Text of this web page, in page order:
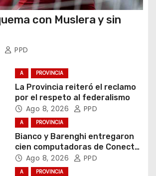
con Muslera y sin
PPD
A PROVINCIA
La Provincia reiteró el reclamo
por el respeto al federalismo
Ago 8, 2026 PPD
A PROVINCIA
Bianco y Barenghi entregaron
cien computadoras de Conectar
Igualdad Bonaerense
Ago 8, 2026 PPD
A PROVINCIA